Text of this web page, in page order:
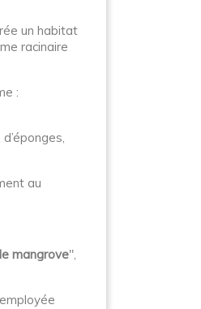
un habitat
racinaire
:
au
mangrove",